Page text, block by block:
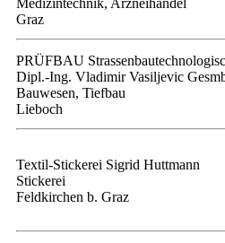
Medizintechnik, Arzneihandel
Graz
PRÜFBAU
Dipl.-Ing. Vladimir Vasiljevic
Bauwesen, Tiefbau
Lieboch
Textil-Stickerei Sigrid Huttmann
Stickerei
Feldkirchen b. Graz